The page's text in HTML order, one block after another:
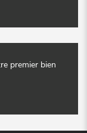
premier bien